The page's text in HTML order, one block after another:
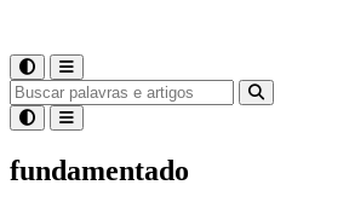
fundamentado